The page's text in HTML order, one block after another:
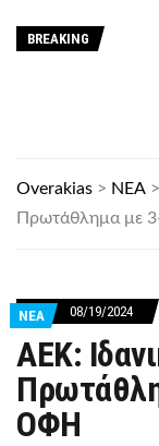
BREAKING
Overakias > ΝΕΑ >
Πρωτάθλημα με
ΝΕΑ 08/19/2024
ΑΕΚ:
ΟΦΗ